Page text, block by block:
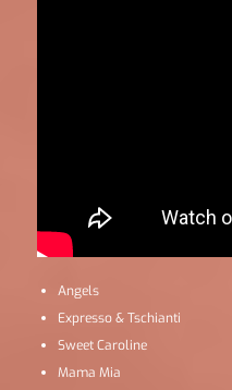
Angels
Expresso & Tschianti
Sweet Caroline
Mama Mia